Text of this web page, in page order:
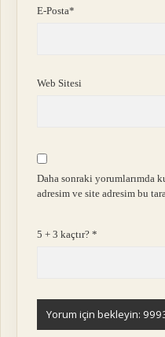
E-Posta*
Web Sitesi
Daha sonraki yorumlarımda
adresim ve site adresim bu
5 + 3 kaçtır?*